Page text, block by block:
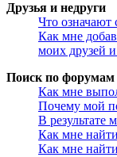
Друзья и недруги
Что означают
Как мне
моих друзей
Поиск по форумам
Как мне
Почему мой
В результате
Как мне
Как мне